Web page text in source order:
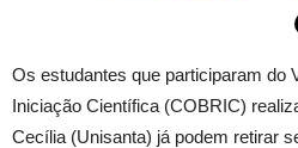
Os estudantes que participaram do
Iniciação Científica (COBRIC)
Cecília (Unisanta) já podem retirar